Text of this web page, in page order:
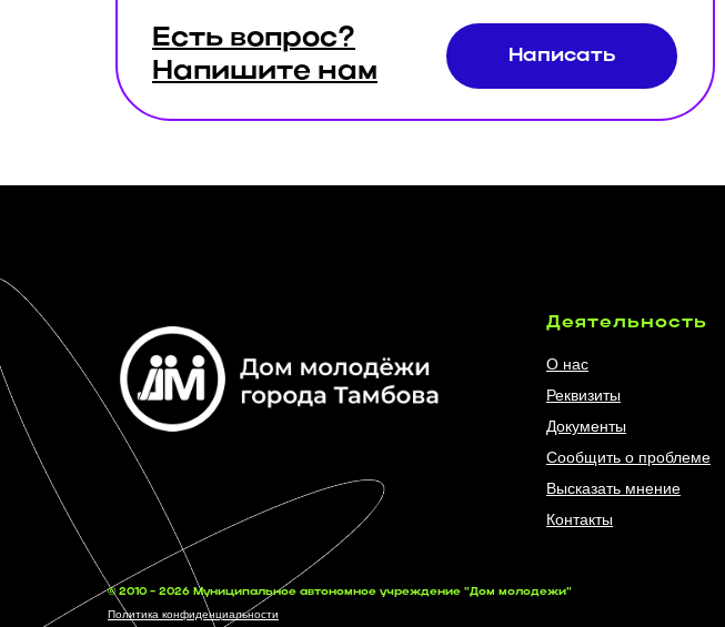
Есть вопрос?
Напишите нам
Написать
Деятельность
О нас
Реквизиты
Документы
Сообщить о проблеме
Высказать мнение
Контакты
© 2010 - 2026 Муниципальное автономное учреждение "Дом молодежи"
Политика конфиденциальности